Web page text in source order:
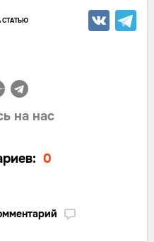
СТАТЬЮ
на нас
0